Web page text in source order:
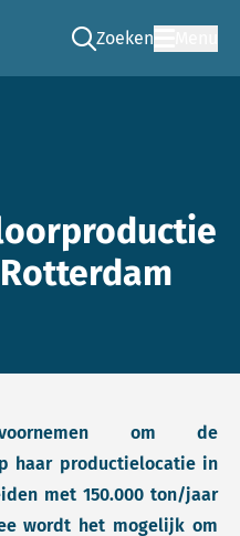
Zoeken
Ga naar de zoek
om de
haar productielocatie in
met 150.000 ton/jaar
wordt het mogelijk om